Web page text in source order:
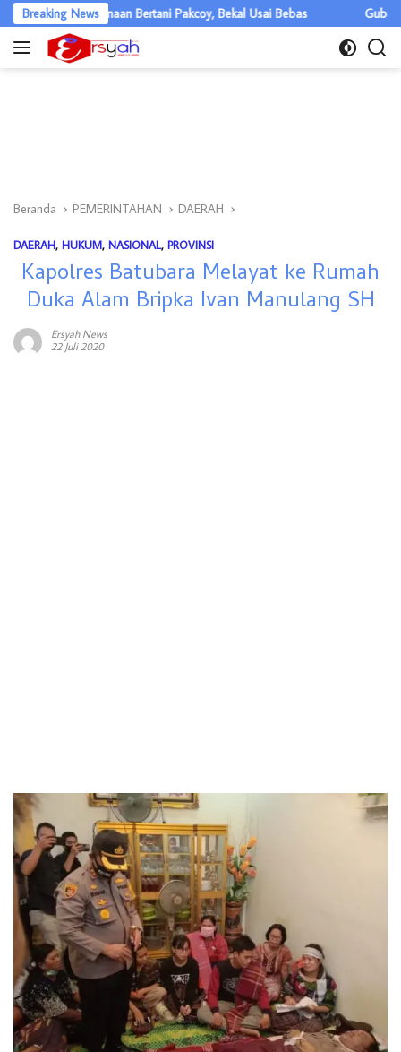
Langsung
ke
Breaking News
Binaan Bertani Pakcoy, Bekal Usai Bebas Gubernur Sumut
Beranda PEMERINTAHAN DAERAH
DAERAH, HUKUM, NASIONAL, PROVINSI
Kapolres Batubara Melayat ke Rumah
Duka Alam Bripka Ivan Manulang SH
Ersyah News
22 Juli 2020